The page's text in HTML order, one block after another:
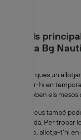
Consells
estada a Bg
Si cerques un
viatjar-hi en
es troben els
Els preus també
l'estada. Per trobar
Ebeso, allotja-t'hi